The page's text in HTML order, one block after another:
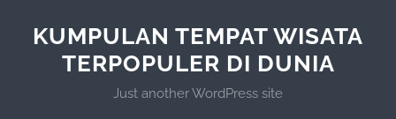
KUMPULAN TEMPAT WISATA
TERPOPULER DI DUNIA
Just another WordPress site